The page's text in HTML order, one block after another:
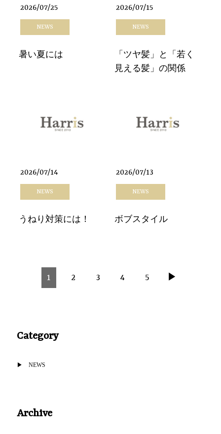
2026/07/25
NEWS
暑い夏には
2026/07/15
NEWS
「ツヤ髪」と「若く
見える髪」の関係
2026/07/14
NEWS
うねり対策には！
2026/07/13
NEWS
ボブスタイル
1 2 3 4 5 ▶
Category
NEWS
Archive